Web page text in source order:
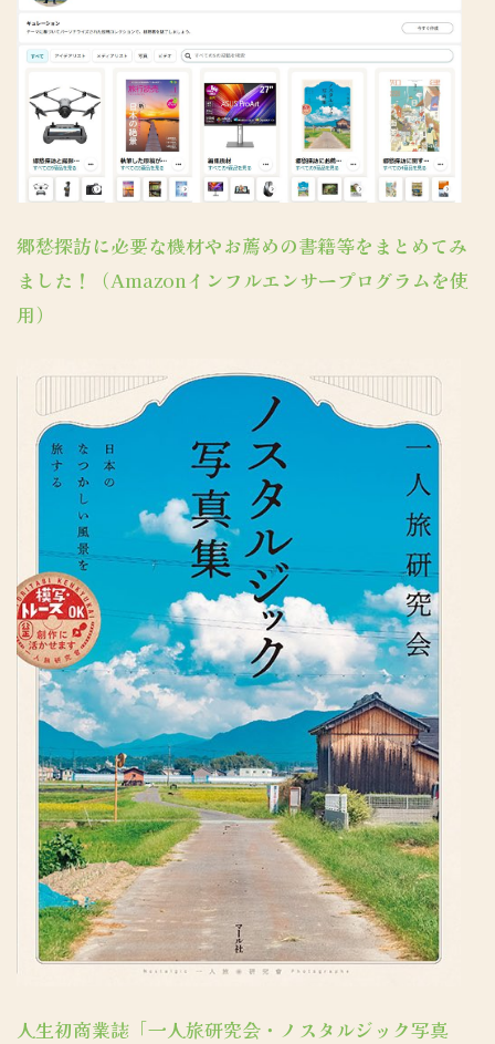
郷愁探訪に必要な機材やお薦めの書籍等をまとめてみ
ました！（Amazonインフルエンサープログラムを使
用）
人生初商業誌「一人旅研究会・ノスタルジック写真